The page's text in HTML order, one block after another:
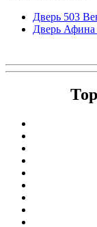
Дверь 503
Дверь